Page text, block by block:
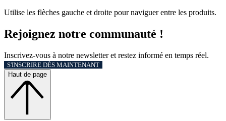
Utilise les flèches gauche et droite pour naviguer entre les produits.
Rejoignez notre communauté !
Inscrivez-vous à notre newsletter et restez informé en temps réel.
S'INSCRIRE DÈS MAINTENANT
Haut de page